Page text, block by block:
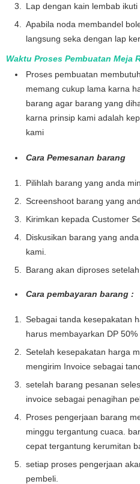
Lap dengan kain lembab ikuti
Apabila noda membandel
langsung seka dengan lap
Waktu Proses Pembuatan Meja
Proses pembuatan
memang cukup lama karna
barang agar barang yang
karna prinsip kami adalah
kami
Cara Pemesanan barang
Pilihlah barang yang anda
Screenshoot barang yang
Kirimkan kepada Customer
Diskusikan barang yang
kami.
Barang akan diproses
Cara pembayaran barang :
Sebagai tanda kesepakatan
harus membayarkan DP
Setelah kesepakatan harga
mengirim Invoice sebagai
setelah barang pesanan
invoice sebagai penagihan
Proses pengerjaan barang
minggu tergantung cuaca.
cepat tergantung kerumitan
setiap proses pengerjaan
pembeli.